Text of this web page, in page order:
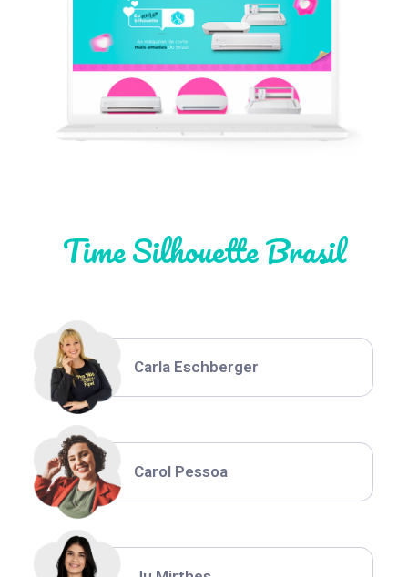
Time Silhouette Brasil
Léia Pastori
Thiara Ney
Carla Eschberger
Carol Pessoa